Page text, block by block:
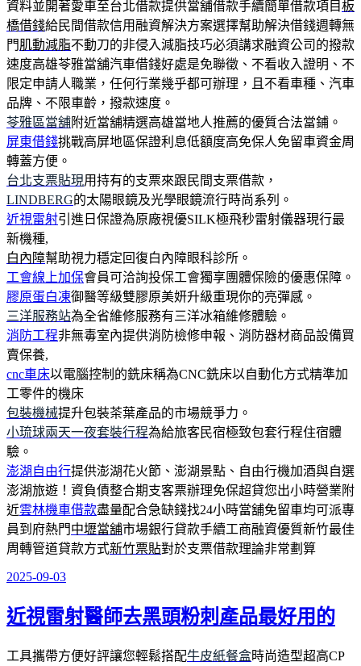
資料並開著愛車至台北借款提供當舖借款手續簡單借款項目板
橋借錢給民間借款信用融資解決方案選擇幫助解決借錢週轉無
門肌動減脂不動刀的非侵入減脂技巧必須講求融資公司的撥款
速度高雄苓雅當舖汽車借錢好處是免聯徵、不看收入證明、不
限定申請人職業，任何行業幾乎都可辦理，且不看車種、汽車
品牌、不限車齡，撥款速度。
苓雅區當舖附近當舖精選高雄當地人推薦的優質合法當鋪。
屏東借錢挑戰高屏地區保證利息低額度高免保人免留車資金周
轉蓋方便。
台北支票貼現用持有的支票來跟民間支票借款，
LINDBERG的太陽眼鏡及光學眼鏡流行時尚系列。
近視雷射引進日保證為原廠視優SILK極飛秒雷射儀器現行最
新機種,
白內障幫助視力穩定回復白內障眼科診所。
工會線上加保會員可洽詢投保工會獨享團體保險的優惠保障。
膠原蛋白凍御醫等級雙膠原美妍升級重現你的亮彈感。
三洋服務站為全省維修服務有三洋冰箱維修體驗。
消防工程非無毒室內提供消防檢修申報、消防器材商品設備買
賣保養,
cnc車床以電腦控制的銑床稱為CNC銑床以自動化方式精準加
工零件的機床
包裝機械提升包裝茶葉產品的市場競爭力。
小琉球兩天一夜套裝行程為給旅客民宿極致包套行程住宿體
驗。
澎湖自由行提供澎湖花火節、澎湖景點、自由行機加酒與自選
澎湖旅遊！資負債整合期支客票辦理免保超貸您出小時營業附
近雲林機車借款盡量配合急缺錢找24小時當舖免留車均可派專
員到府熱門中壢當舖市場銀行貸款手續工商融資優質新竹最佳
周轉管道貸款方式新竹票貼對於支票借款理論非常劃算
發
於
2025-09-03
近視雷射醫師去黑頭粉刺產品最好用的
工具攜帶方便好評讓您輕鬆搭配牛皮紙餐盒時尚造型超高CP